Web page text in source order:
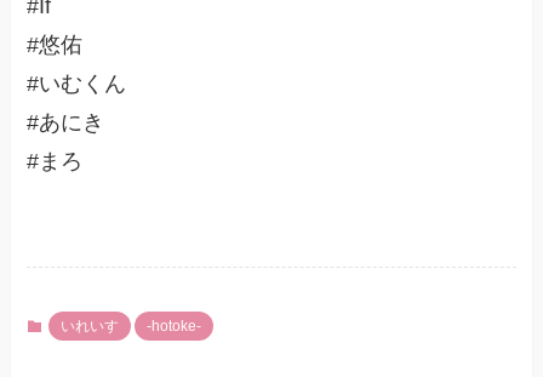
#If
#悠佑
#いむくん
#あにき
#まろ
いれいす -hotoke-